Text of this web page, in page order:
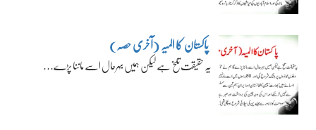
پاکستان کا المیہ (آخری حصہ)
یہ حقیقت تلخ ہے لیکن ہمیں بہرحال اسے ماننا پڑے…